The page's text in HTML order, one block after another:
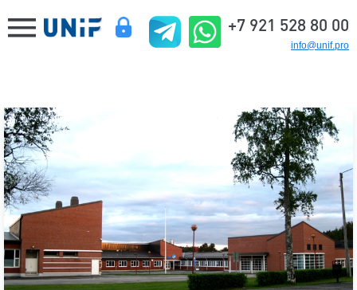
+7 921 528 80 00
info@unif.pro